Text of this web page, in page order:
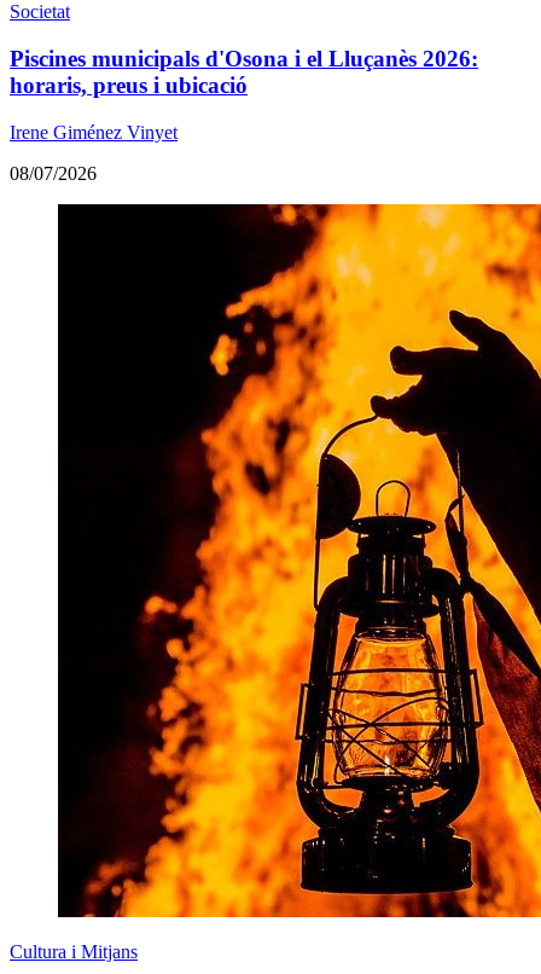
Societat
Piscines municipals d'Osona i el Lluçanès 2026:
horaris, preus i ubicació
Irene Giménez Vinyet
08/07/2026
Cultura i Mitjans